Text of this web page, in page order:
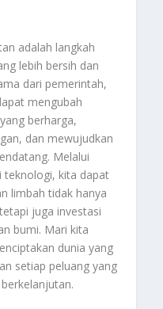
adalah langkah
lebih bersih dan
dari pemerintah,
mengubah
berharga,
dan mewujudkan
Melalui
teknologi, kita dapat
limbah tidak hanya
juga investasi
bumi. Mari kita
dunia yang
setiap peluang yang